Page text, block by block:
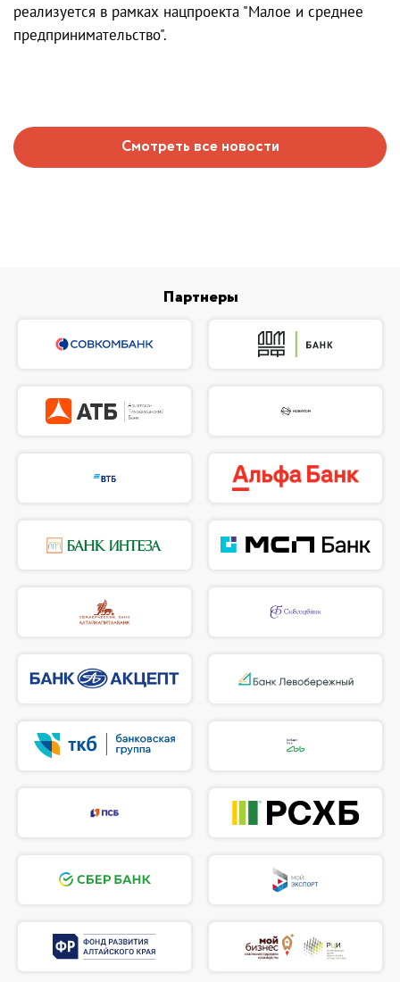
реализуется в рамках нацпроекта "Малое и среднее
предпринимательство".
Смотреть все новости
Партнеры